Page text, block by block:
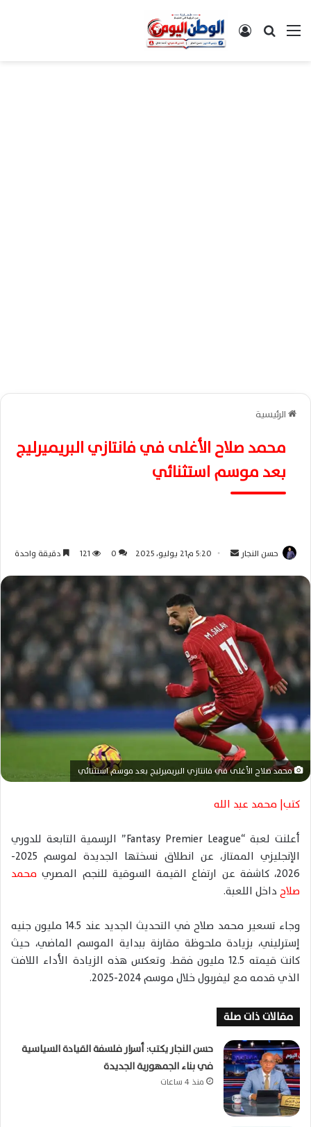
القائمةبحث عن تسجيل الدخول
الرئيسية
محمد صلاح الأغلى في فانتازي البريميرليج
بعد موسم استثنائي
حسن النجار
ب
ر
ي
د
ا
إ
ل
ك
ت
ر
ن
ا
5:20 م21 يوليو، 2025 0
121 دقيقة واحدة
محمد صلاح الأغلى في فانتازي البريميرليج بعد موسم استثنائي
كتب| محمد عبد الله
أعلنت لعبة “Fantasy Premier League” الرسمية التابعة للدوري
الإنجليزي الممتاز، عن انطلاق نسختها الجديدة لموسم 2025-
2026، كاشفة عن ارتفاع القيمة السوقية للنجم المصري
محمد
صلاح داخل اللعبة.
وجاء تسعير محمد صلاح في التحديث الجديد عند 14.5 مليون جنيه
إسترليني، بزيادة ملحوظة مقارنة ببداية الموسم الماضي، حيث
كانت قيمته 12.5 مليون فقط. وتعكس هذه الزيادة الأداء اللافت
الذي قدمه مع ليفربول خلال موسم 2024-2025.
مقالات ذات صلة
حسن النجار يكتب: أسرار فلسفة القيادة السياسية
في بناء الجمهورية الجديدة
منذ 4 ساعات